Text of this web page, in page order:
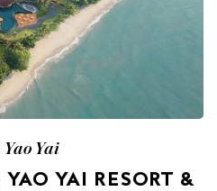
Yai
YAI RESORT &